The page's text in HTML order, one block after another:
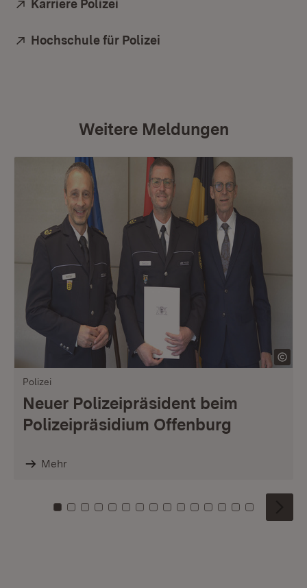
Extern:
Karriere Polizei
Extern:
Hochschule für Polizei
Weitere Meldungen
Polizei
Neuer Polizeipräsident beim
Polizeipräsidium Offenburg
Mehr
Zu Kachel: 0
Zu Kachel: 1
Zu Kachel: 2
Zu Kachel: 3
Zu Kachel: 4
Zu Kachel: 5
Zu Kachel: 6
Zu Kachel: 7
Zu Kachel: 8
Zu Kachel: 9
Zu Kachel: 10
Zu Kachel: 11
Zu Kachel: 12
Zu Kachel:
Zu